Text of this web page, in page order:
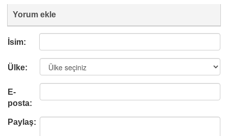
Yorum ekle
İsim:
Ülke:
E-
posta:
Paylaş: